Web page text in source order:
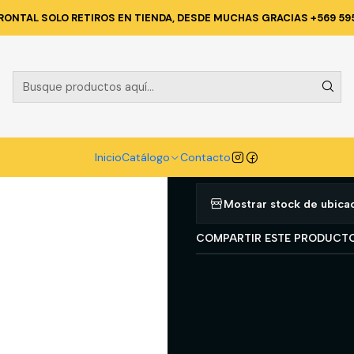
InicioCatálogo Contacto
SOLO RETIROS EN TIENDA, DESDE MUCHAS GRACIAS +569
Y CORPORATIVA PANTALONES DE TRABAJO PANTALON
|
PANTALON
JAYSON 42
Agregar a la lista
Mostrar stock de
COMPARTIR ESTE